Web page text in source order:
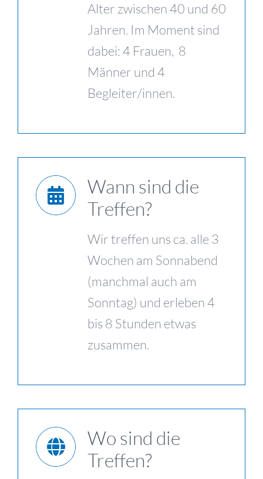
Alter zwischen 40 und 60
Jahren. Im Moment sind
dabei: 4 Frauen, 8
Männer und 4
Begleiter/innen.
Wann sind die
Treffen?
Wir treffen uns ca. alle 3
Wochen am Sonnabend
(manchmal auch am
Sonntag) und erleben 4
bis 8 Stunden etwas
zusammen.
Wo sind die
Treffen?